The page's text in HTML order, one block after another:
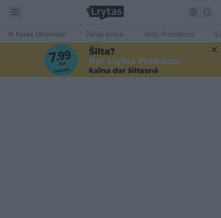
Karas Ukrainoje Žalioji erdvė Ačiū, Prezidente